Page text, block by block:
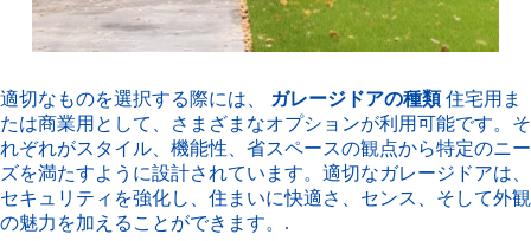
適切なものを選択する際には、 ガレージドアの種類住宅用ま
たは商業用として、さまざまなオプションが利用可能です。そ
れぞれがスタイル、機能性、省スペースの観点から特定のニー
ズを満たすように設計されています。適切なガレージドアは、
セキュリティを強化し、住まいに快適さ、センス、そして外観
の魅力を加えることができます。.